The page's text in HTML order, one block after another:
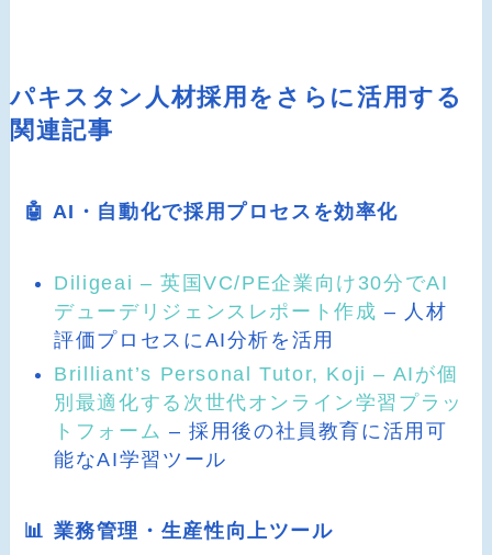
パキスタン人材採用をさらに活用する
関連記事
🤖 AI・自動化で採用プロセスを効率化
Diligeai – 英国VC/PE企業向け30分でAI
デューデリジェンスレポート作成 – 人材
評価プロセスにAI分析を活用
Brilliant’s Personal Tutor, Koji – AIが個
別最適化する次世代オンライン学習プラッ
トフォーム – 採用後の社員教育に活用可
能なAI学習ツール
📊 業務管理・生産性向上ツール